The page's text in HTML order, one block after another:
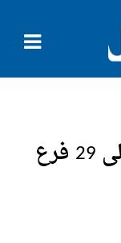
الآمار الغذائية تستحوذ على 29 فرع